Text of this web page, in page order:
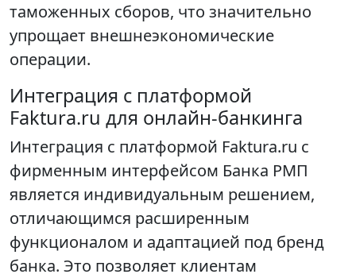
таможенных сборов, что значительно
упрощает внешнеэкономические
операции.
Интеграция с платформой
Faktura.ru для онлайн-банкинга
Интеграция с платформой Faktura.ru с
фирменным интерфейсом Банка РМП
является индивидуальным решением,
отличающимся расширенным
функционалом и адаптацией под бренд
банка. Это позволяет клиентам